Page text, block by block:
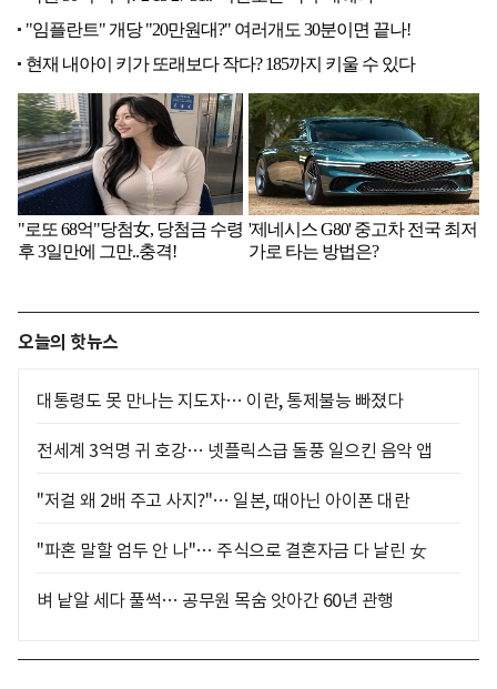
오늘의 핫뉴스
대통령도 못 만나는 지도자… 이란, 통제불능 빠졌다
전세계 3억명 귀 호강… 넷플릭스급 돌풍 일으킨 음악 앱
"저걸 왜 2배 주고 사지?"… 일본, 때아닌 아이폰 대란
"파혼 말할 엄두 안 나"… 주식으로 결혼자금 다 날린 女
벼 낱알 세다 풀썩… 공무원 목숨 앗아간 60년 관행